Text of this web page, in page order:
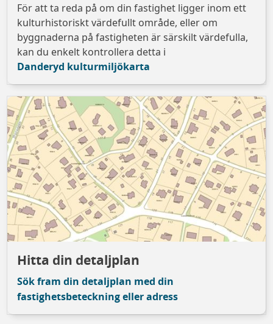
För att ta reda på om din fastighet ligger inom ett
kulturhistoriskt värdefullt område, eller om
byggnaderna på fastigheten är särskilt värdefulla,
kan du enkelt kontrollera detta i
Danderyd kulturmiljökarta
Hitta din detaljplan
Sök fram din detaljplan med din
fastighetsbeteckning eller adress